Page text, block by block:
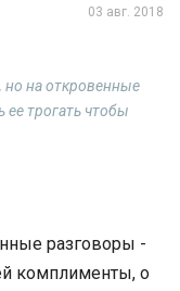
03 авг. 2018
но на откровенные
ее трогать чтобы
разговоры -
комплименты, о